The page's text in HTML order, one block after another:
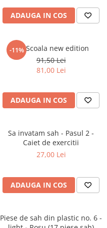
ADAUGA IN COS
-11%
Set Scoala new edition
91,50 Lei
81,00 Lei
ADAUGA IN COS
Sa invatam sah - Pasul 2 -
Caiet de exercitii
27,00 Lei
ADAUGA IN COS
Piese de sah din plastic no. 6 -